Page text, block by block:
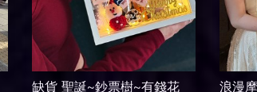
缺貨 聖誕~鈔票樹~有錢花
浪漫